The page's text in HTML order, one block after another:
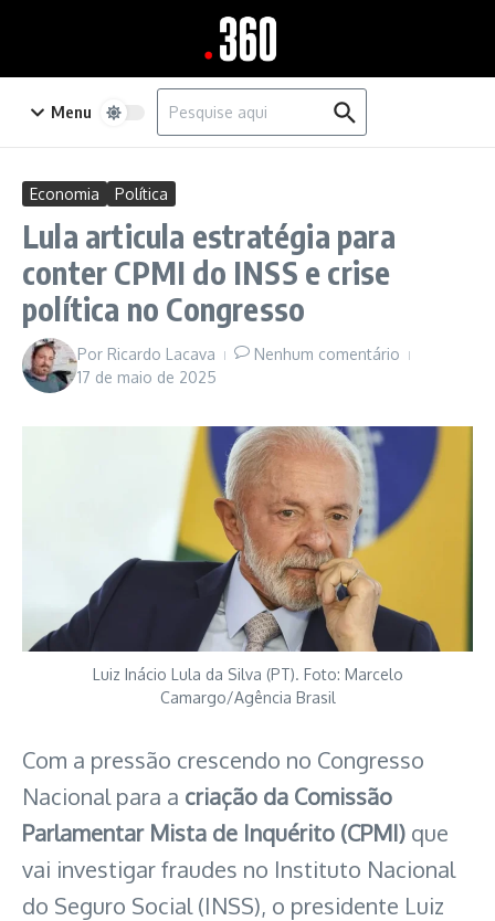
Menu
Procurar por:
Economia Política
Lula articula estratégia para
conter CPMI do INSS e crise
política no Congresso
Por Ricardo Lacava
Nenhum comentário
17 de maio de 2025
Luiz Inácio Lula da Silva (PT). Foto: Marcelo
Camargo/Agência Brasil
Com a pressão crescendo no Congresso
Nacional para a criação da Comissão
Parlamentar Mista de Inquérito (CPMI) que
vai investigar fraudes no Instituto Nacional
do Seguro Social (INSS), o presidente Luiz